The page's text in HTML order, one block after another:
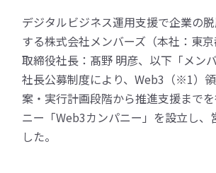
デジタルビジネス運用支援で企業の
する株式会社メンバーズ（本社：東
取締役社長：髙野 明彦、以下「メンバ
社長公募制度により、Web3（※1）
案・実行計画段階から推進支援まで
ニー「Web3カンパニー」を設立し、
した。